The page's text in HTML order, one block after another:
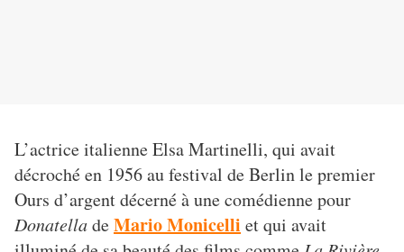
L’actrice italienne Elsa Martinelli, qui avait
décroché en 1956 au festival de Berlin le premier
Ours d’argent décerné à une comédienne pour
DonatelladeMario Monicelli et qui avait